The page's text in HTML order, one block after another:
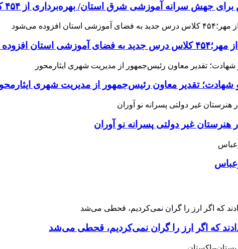
آموزشی شرق استان/ بهره‌برداری از ۴۵۴ کلاس درس تا مهرماه
می‌شود
شهادت؛ تقدیر معاون رئیس‌جمهور از مدیریت شهری
غیر دولتی پسرانه نو آوران
که اگر ارز را گران نمی‌کردیم، قحطی می‌شد